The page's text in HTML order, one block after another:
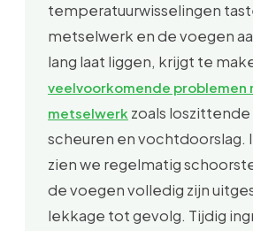
temperatuurwisselingen
metselwerk en de voegen
lang laat liggen, krijgt te
veelvoorkomende problemen
metselwerk zoals
scheuren en vochtdoorslag.
zien we regelmatig
de voegen volledig zijn
lekkage tot gevolg. Tijdig